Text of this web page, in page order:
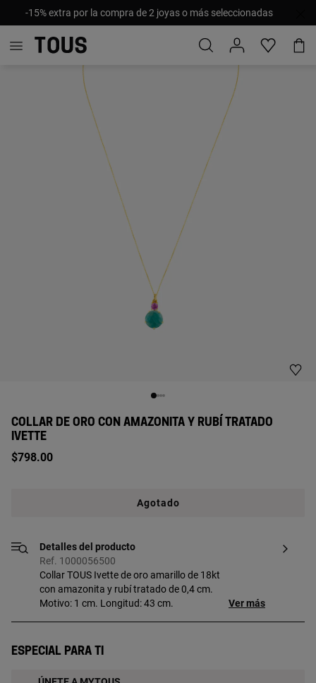
-15% extra por la compra de 2 joyas o más seleccionadas
COLLAR DE ORO CON AMAZONITA Y RUBÍ TRATADO
IVETTE
$798.00
Agotado
Detalles del producto
Ref. 1000056500
Collar TOUS Ivette de oro amarillo de 18kt
con amazonita y rubí tratado de 0,4 cm.
Motivo: 1 cm. Longitud: 43 cm.
Ver más
Especial para ti